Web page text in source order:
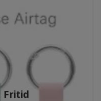
Fritid